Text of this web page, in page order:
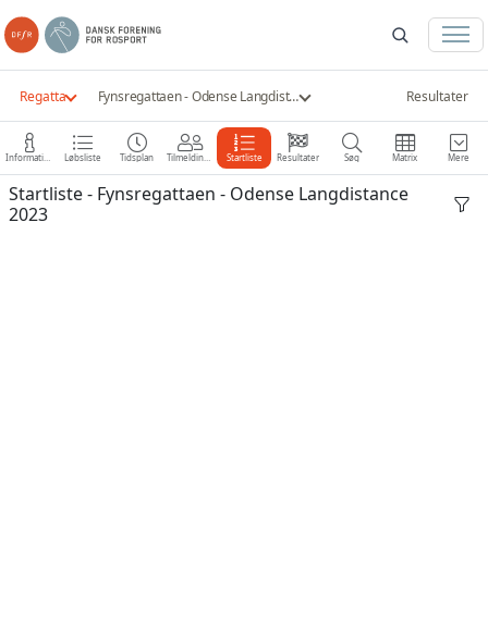
Regatta Fynsregattaen - Odense Langdistance 2023 Resultater
Information Løbsliste Tidsplan Tilmeldinger Startliste Resultater Søg Matrix Mere
Startliste - Fynsregattaen - Odense Langdistance
2023